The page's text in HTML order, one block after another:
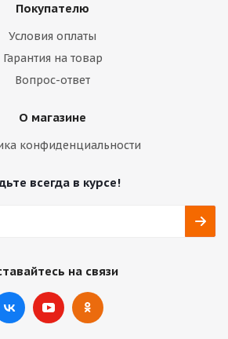
Покупателю
Условия оплаты
Гарантия на товар
Вопрос-ответ
О магазине
конфиденциальности
всегда в курсе!
на связи